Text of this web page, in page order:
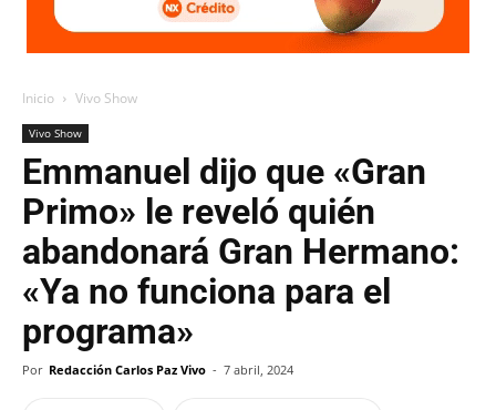
Inicio Vivo Show
Vivo Show
Emmanuel dijo que «Gran
Primo» le reveló quién
abandonará Gran Hermano:
«Ya no funciona para el
programa»
Por Redacción Carlos Paz Vivo - 7 abril, 2024